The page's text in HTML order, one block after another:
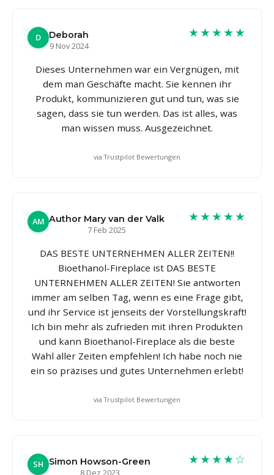
D
Deborah
9 Nov 2024
★★★★★
Dieses Unternehmen war ein Vergnügen, mit
dem man Geschäfte macht. Sie kennen ihr
Produkt, kommunizieren gut und tun, was sie
sagen, dass sie tun werden. Das ist alles, was
man wissen muss. Ausgezeichnet.
via Trustpilot Bewertungen
AM Author Mary van der Valk
7 Feb 2025
★★★★★
DAS BESTE UNTERNEHMEN ALLER ZEITEN!!
Bioethanol-Fireplace ist DAS BESTE
UNTERNEHMEN ALLER ZEITEN! Sie antworten
immer am selben Tag, wenn es eine Frage gibt,
und ihr Service ist jenseits der Vorstellungskraft!
Ich bin mehr als zufrieden mit ihren Produkten
und kann Bioethanol-Fireplace als die beste
Wahl aller Zeiten empfehlen! Ich habe noch nie
ein so präzises und gutes Unternehmen erlebt!
via Trustpilot Bewertungen
SH Simon Howson-Green
8 Dez 2023
★★★★☆